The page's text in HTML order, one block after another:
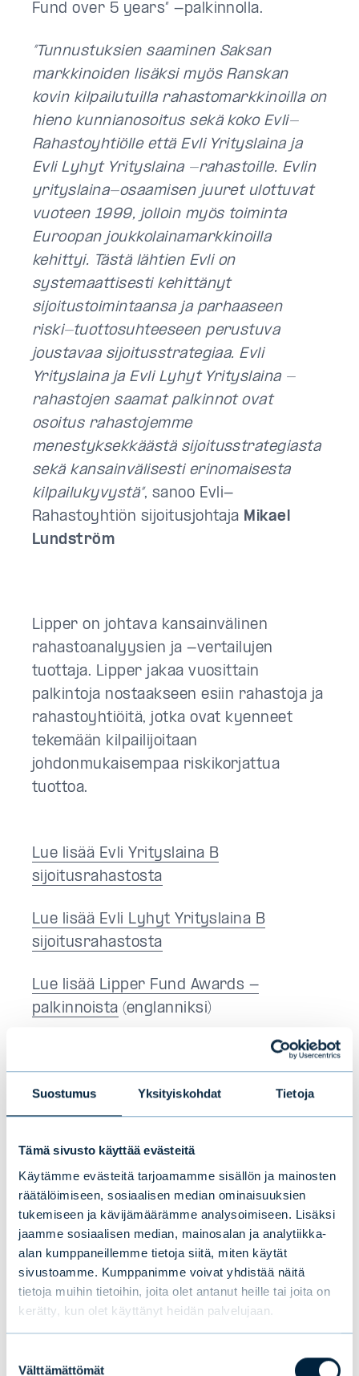
Suostumus Yksityiskohdat Tietoja
Tämä sivusto käyttää evästeitä
Käytämme evästeitä tarjoamamme sisällön ja mainosten
räätälöimiseen, sosiaalisen median ominaisuuksien
tukemiseen ja kävijämäärämme analysoimiseen. Lisäksi
jaamme sosiaalisen median, mainosalan ja analytiikka-
alan kumppaneillemme tietoja siitä, miten käytät
sivustoamme. Kumppanimme voivat yhdistää näitä
tietoja muihin tietoihin, joita olet antanut heille tai joita on
kerätty, kun olet käyttänyt heidän palvelujaan.
Välttämättömät
Fund over 5 years” -palkinnolla.
”Tunnustuksien saaminen Saksan
markkinoiden lisäksi myös Ranskan
kovin kilpailutuilla rahastomarkkinoilla on
hieno kunnianosoitus sekä koko Evli-
Rahastoyhtiölle että Evli Yrityslaina ja
Evli Lyhyt Yrityslaina -rahastoille. Evlin
yrityslaina-osaamisen juuret ulottuvat
vuoteen 1999, jolloin myös toiminta
Euroopan joukkolainamarkkinoilla
kehittyi. Tästä lähtien Evli on
systemaattisesti kehittänyt
sijoitustoimintaansa ja parhaaseen
riski-tuottosuhteeseen perustuva
joustavaa sijoitusstrategiaa. Evli
Yrityslaina ja Evli Lyhyt Yrityslaina -
rahastojen saamat palkinnot ovat
osoitus rahastojemme
menestyksekkäästä sijoitusstrategiasta
sekä kansainvälisesti erinomaisesta
kilpailukyvystä”, sanoo Evli-
Rahastoyhtiön sijoitusjohtaja Mikael
Lundström
Lipper on johtava kansainvälinen
rahastoanalyysien ja -vertailujen
tuottaja. Lipper jakaa vuosittain
palkintoja nostaakseen esiin rahastoja ja
rahastoyhtiöitä, jotka ovat kyenneet
tekemään kilpailijoitaan
johdonmukaisempaa riskikorjattua
tuottoa.
Lue lisää Evli Yrityslaina B
sijoitusrahastosta
Lue lisää Evli Lyhyt Yrityslaina B
sijoitusrahastosta
Lue lisää Lipper Fund Awards -
palkinnoista (englanniksi)
Lisätietoa:
Mikael Lundström, sijoitusjohtaja, Evli-